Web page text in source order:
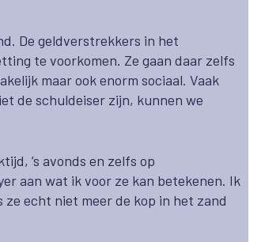
De geldverstrekkers in het
te voorkomen. Ze gaan daar zelfs
maar ook enorm sociaal. Vaak
de schuldeiser zijn, kunnen we
’s avonds en zelfs op
aan wat ik voor ze kan betekenen. Ik
echt niet meer de kop in het zand